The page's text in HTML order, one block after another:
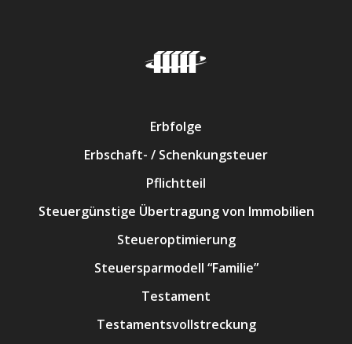
Erbfolge
Erbschaft- / Schenkungsteuer
Pflichtteil
Steuergünstige Übertragung von Immobilien
Steueroptimierung
Steuersparmodell “Familie”
Testament
Testamentsvollstreckung